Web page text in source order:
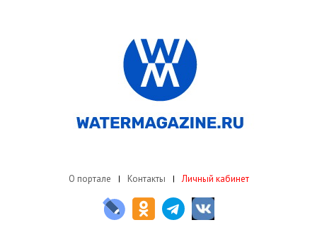
О портале Контакты Личный кабинет